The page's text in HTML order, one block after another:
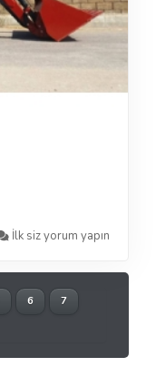
İlk siz yorum yapın
6
7